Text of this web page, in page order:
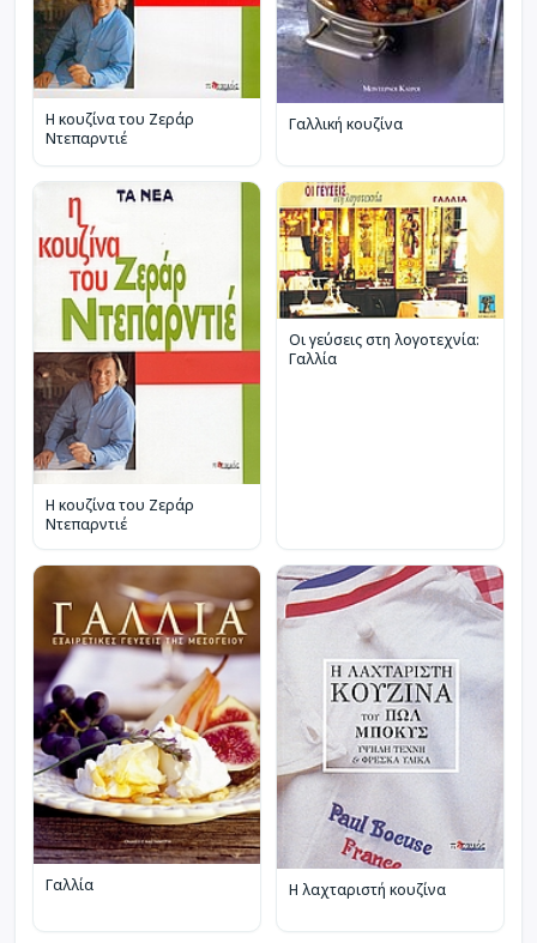
Η κουζίνα του Ζεράρ
Ντεπαρντιέ
Γαλλική κουζίνα
Η κουζίνα του Ζεράρ
Ντεπαρντιέ
Οι γεύσεις στη λογοτεχνία:
Γαλλία
Γαλλία Η λαχταριστή κουζίνα